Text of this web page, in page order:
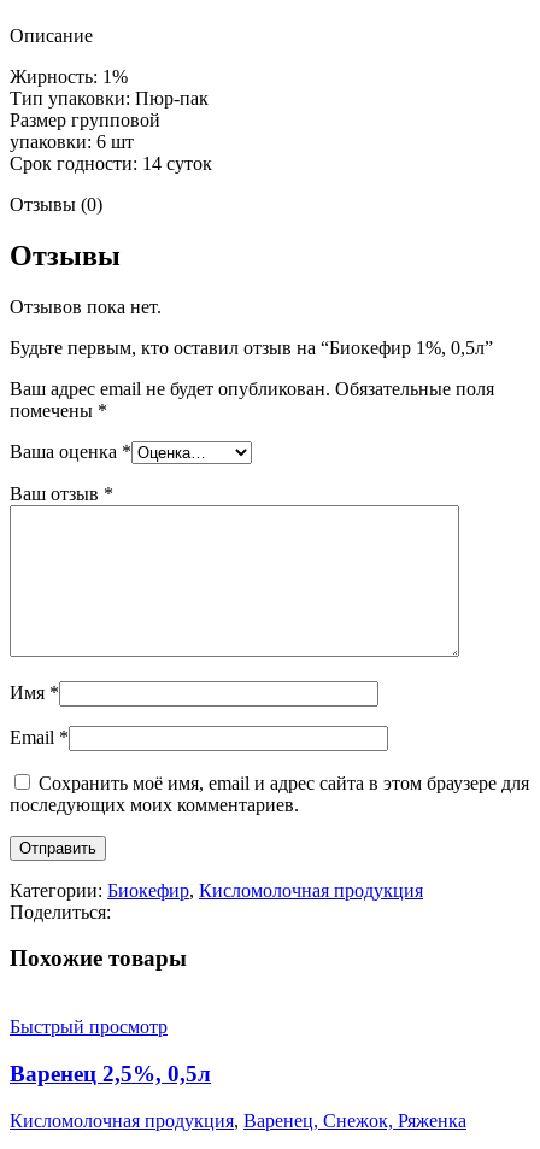
Описание
Жирность: 1%
Тип упаковки: Пюр-пак
Размер групповой
упаковки: 6 шт
Срок годности: 14 суток
Отзывы (0)
Отзывы
Отзывов пока нет.
Будьте первым, кто оставил отзыв на “Биокефир 1%, 0,5л”
Ваш адрес email не будет опубликован. Обязательные поля
помечены *
Ваша оценка *
Ваш отзыв *
Имя *
Email *
Сохранить моё имя, email и адрес сайта в этом браузере для
последующих моих комментариев.
Категории: Биокефир, Кисломолочная продукция
Поделиться:
Похожие товары
Быстрый просмотр
Варенец 2,5%, 0,5л
Кисломолочная продукция, Варенец, Снежок, Ряженка